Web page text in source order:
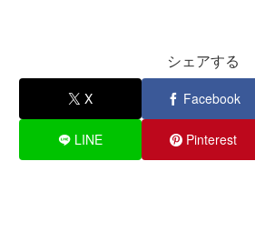
シェアする
X Facebook
LINE Pinterest